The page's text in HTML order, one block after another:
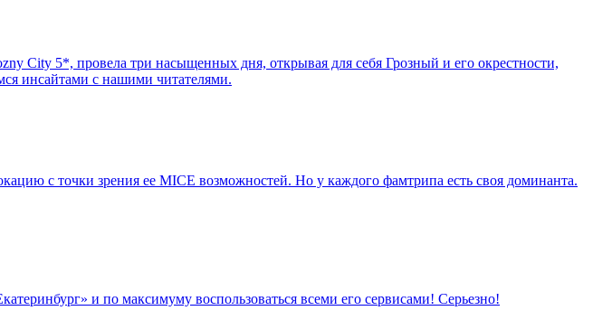
City 5*, провела три насыщенных дня, открывая для себя Грозный и его окрестности,
инсайтами с нашими читателями.
с точки зрения ее MICE возможностей. Но у каждого фамтрипа есть своя доминанта.
и по максимуму воспользоваться всеми его сервисами! Серьезно!